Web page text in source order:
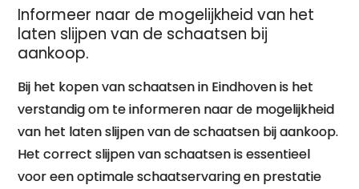
Informeer naar de mogelijkheid van het
laten slijpen van de schaatsen bij
aankoop.
Bij het kopen van schaatsen in Eindhoven is het
verstandig om te informeren naar de mogelijkheid
van het laten slijpen van de schaatsen bij aankoop.
Het correct slijpen van schaatsen is essentieel
voor een optimale schaatservaring en prestatie